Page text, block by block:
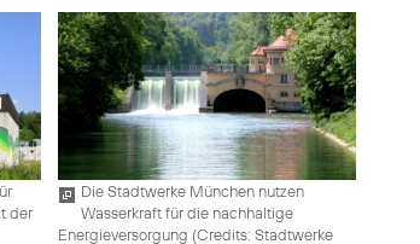
der
Die Stadtwerke München nutzen
Wasserkraft für die nachhaltige
Energieversorgung (Credits: Stadtwerke